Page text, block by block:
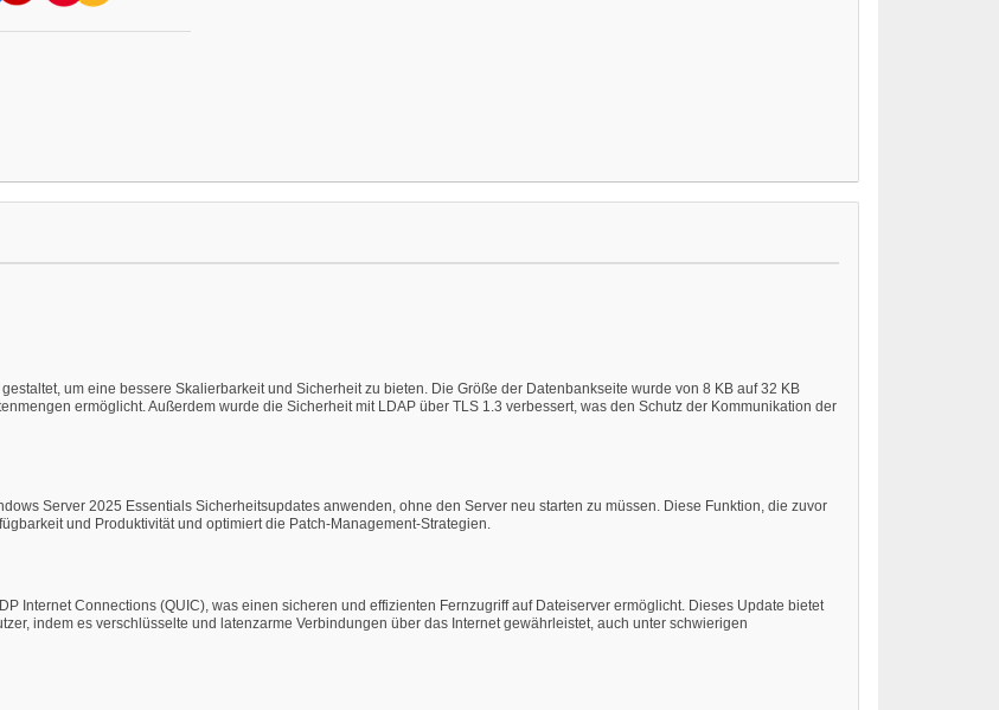
um eine bessere Skalierbarkeit und Sicherheit zu bieten. Die Größe der Datenbankseite wurde von 8 KB auf 32 KB
ermöglicht. Außerdem wurde die Sicherheit mit LDAP über TLS 1.3 verbessert, was den Schutz der Kommunikation der
Server 2025 Essentials Sicherheitsupdates anwenden, ohne den Server neu starten zu müssen. Diese Funktion, die zuvor
und Produktivität und optimiert die Patch-Management-Strategien.
Internet Connections (QUIC), was einen sicheren und effizienten Fernzugriff auf Dateiserver ermöglicht. Dieses Update bietet
indem es verschlüsselte und latenzarme Verbindungen über das Internet gewährleistet, auch unter schwierigen